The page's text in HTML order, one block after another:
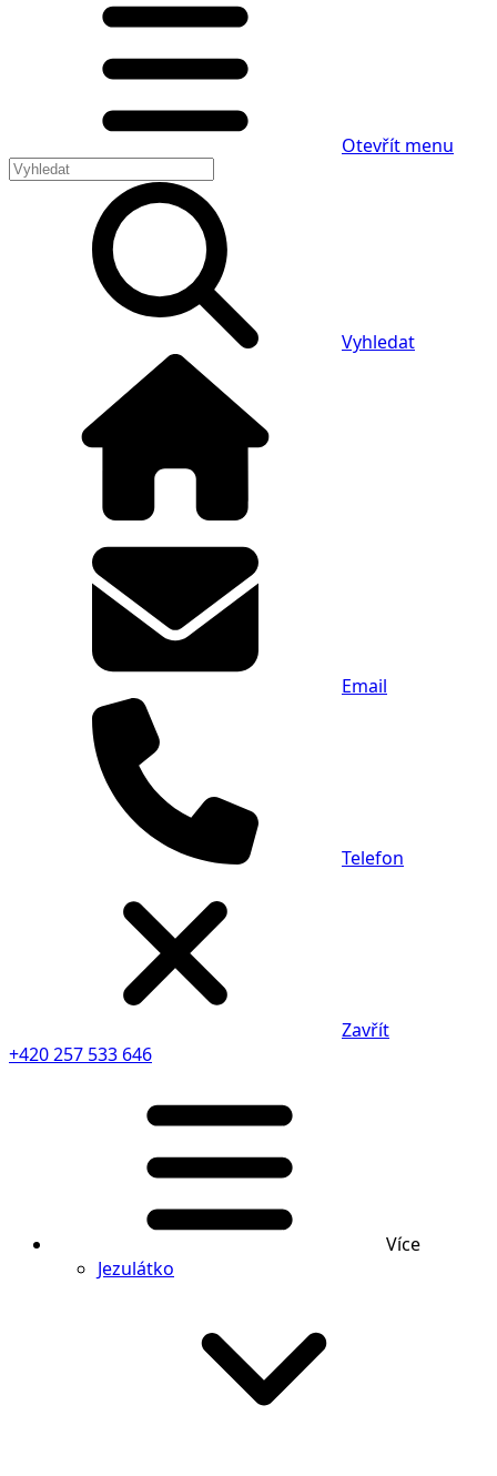
Otevřít menu
Vyhledat
Email
Telefon
Zavřít
+420 257 533 646
Více
Jezulátko